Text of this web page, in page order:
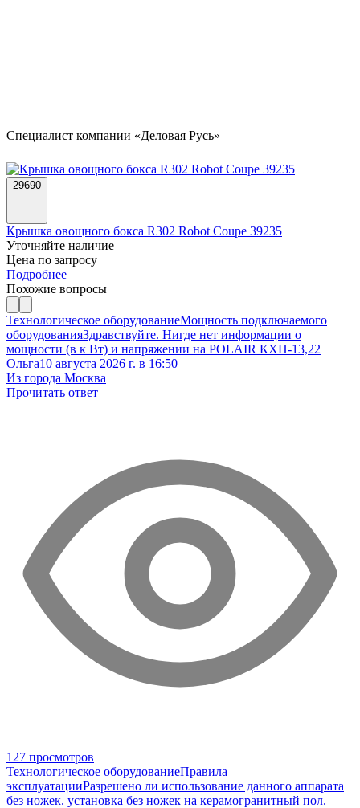
Специалист компании «Деловая Русь»
29690
Крышка овощного бокса R302 Robot Coupe 39235
Уточняйте наличие
Цена по запросу
Подробнее
Похожие вопросы
Технологическое оборудованиеМощность подключаемого
оборудованияЗдравствуйте. Нигде нет информации о
мощности (в к Вт) и напряжении на POLAIR КХН-13,22
Ольга10 августа 2026 г. в 16:50
Из города Москва
Прочитать ответ
127 просмотров
Технологическое оборудованиеПравила
эксплуатацииРазрешено ли использование данного аппарата
без ножек. установка без ножек на керамогранитный пол.